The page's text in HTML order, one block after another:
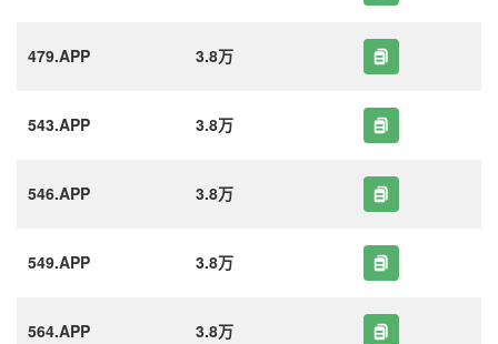
479.APP 3.8万
543.APP 3.8万
546.APP 3.8万
549.APP 3.8万
564.APP 3.8万